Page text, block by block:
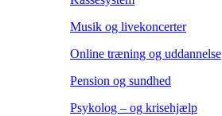
Musik og livekoncerter
Online træning og uddannelse
Pension og sundhed
Psykolog – og krisehjælp